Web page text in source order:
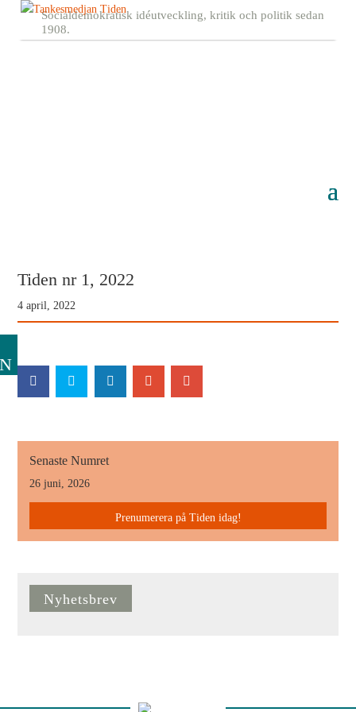
Socialdemokratisk idéutveckling, kritik och politik sedan
1908.
Tiden nr 1, 2022
4 april, 2022
Senaste Numret
26 juni, 2026
Prenumerera på Tiden idag!
Nyhetsbrev